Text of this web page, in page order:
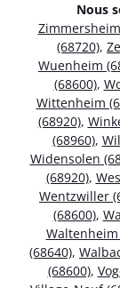
Nous
(68720),
Wuenheim
(68600),
Wittenheim
(68920),
(68960),
Widensolen
(68920),
Wentzwiller
(68600),
Waltenheim
(68640),
(68600),